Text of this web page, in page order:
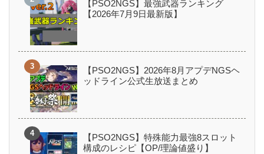
【PSO2NGS】最強武器ランキング
【2026年7月9日最新版】
【PSO2NGS】2026年8月アプデNGSヘ
ッドライン公式生放送まとめ
【PSO2NGS】特殊能力最強8スロット
構成のレシピ【OP/理論値盛り】